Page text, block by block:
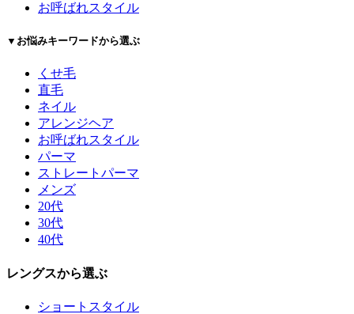
お呼ばれスタイル
▼お悩みキーワードから選ぶ
くせ毛
直毛
ネイル
アレンジヘア
お呼ばれスタイル
パーマ
ストレートパーマ
メンズ
20代
30代
40代
レングスから選ぶ
ショートスタイル